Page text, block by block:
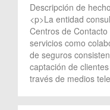
Descripción de
<p>La entidad
Centros de
servicios como
de seguros
captación de
través de medios